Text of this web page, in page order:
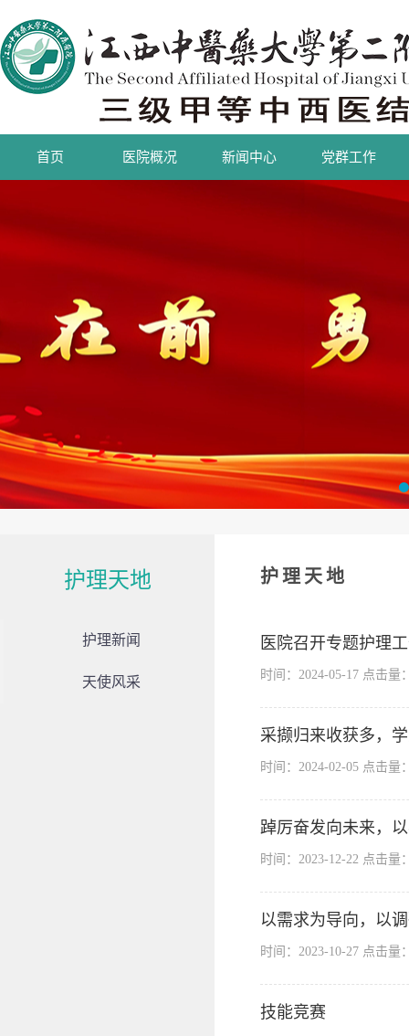
首页 医院概况 新闻中心 党群工作
护理天地
护理新闻
天使风采
护理天地
医院召开专题护理
时间：2024-05-17 点击量
采撷归来收获多，
时间：2024-02-05 点击量
踔厉奋发向未来，
时间：2023-12-22 点击量
以需求为导向，以
时间：2023-10-27 点击量
技能竞赛